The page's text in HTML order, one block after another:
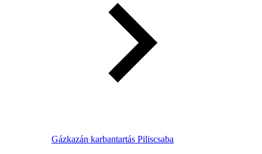
Gázkazán karbantartás Piliscsaba